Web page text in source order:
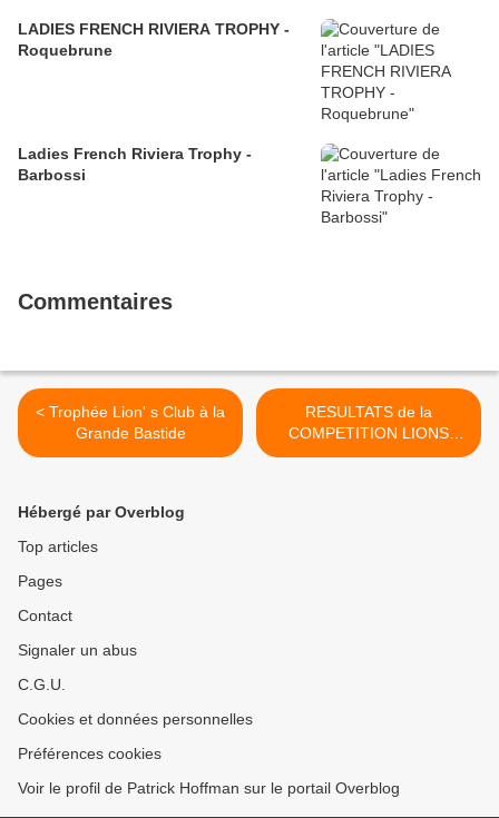
LADIES FRENCH RIVIERA TROPHY -
Roquebrune
Ladies French Riviera Trophy -
Barbossi
Commentaires
< Trophée Lion' s Club à la
Grande Bastide
RESULTATS de la
COMPETITION LIONS
CLUB >
Hébergé par Overblog
Top articles
Pages
Contact
Signaler un abus
C.G.U.
Cookies et données personnelles
Préférences cookies
Voir le profil de Patrick Hoffman sur le portail Overblog